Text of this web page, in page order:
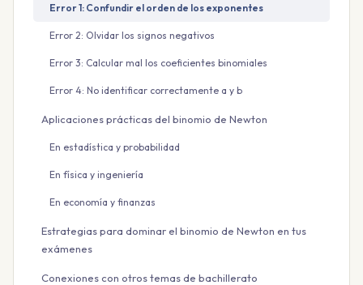
Error 1: Confundir el orden de los exponentes
Error 2: Olvidar los signos negativos
Error 3: Calcular mal los coeficientes binomiales
Error 4: No identificar correctamente a y b
Aplicaciones prácticas del binomio de Newton
En estadística y probabilidad
En física y ingeniería
En economía y finanzas
Estrategias para dominar el binomio de Newton en tus
exámenes
Conexiones con otros temas de bachillerato